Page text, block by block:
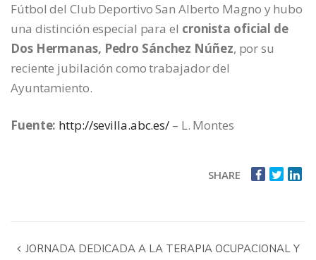
Fútbol del Club Deportivo San Alberto Magno y hubo
una distinción especial para el cronista oficial de
Dos Hermanas, Pedro Sánchez Núñez, por su
reciente jubilación como trabajador del
Ayuntamiento.
Fuente: http://sevilla.abc.es/ – L. Montes
SHARE
JORNADA DEDICADA A LA TERAPIA OCUPACIONAL Y